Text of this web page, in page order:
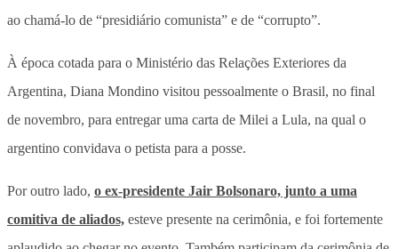
ao chamá-lo de “presidiário comunista” e de “corrupto”.
À época cotada para o Ministério das Relações Exteriores da
Argentina, Diana Mondino visitou pessoalmente o Brasil, no final
de novembro, para entregar uma carta de Milei a Lula, na qual o
argentino convidava o petista para a posse.
Por outro lado, o ex-presidente Jair Bolsonaro, junto a uma
comitiva de aliados, esteve presente na cerimônia, e foi fortemente